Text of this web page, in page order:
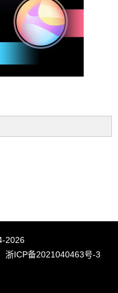
2026
浙ICP备2021040463号-3